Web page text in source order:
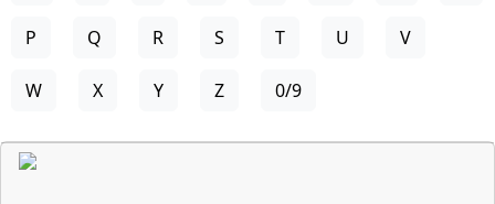
P Q R S T U V
W X Y Z 0/9